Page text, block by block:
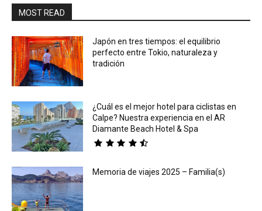
MOST READ
Japón en tres tiempos: el equilibrio
perfecto entre Tokio, naturaleza y
tradición
¿Cuál es el mejor hotel para ciclistas en
Calpe? Nuestra experiencia en el AR
Diamante Beach Hotel & Spa
Memoria de viajes 2025 – Familia(s)